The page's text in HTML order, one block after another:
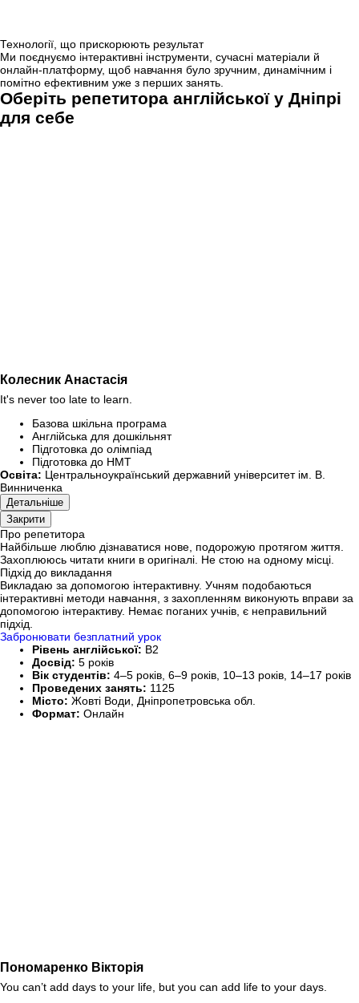
Технології, що прискорюють результат
Ми поєднуємо інтерактивні інструменти, сучасні матеріали й
онлайн-платформу, щоб навчання було зручним, динамічним і
помітно ефективним уже з перших занять.
Оберіть репетитора англійської у Дніпрі
для себе
Колесник Анастасія
It's never too late to learn.
Базова шкільна програма
Англійська для дошкільнят
Підготовка до олімпіад
Підготовка до НМТ
Освіта: Центральноукраїнський державний університет ім. В.
Винниченка
Детальніше
Закрити
Про репетитора
Найбільше люблю дізнаватися нове, подорожую протягом життя.
Захоплююсь читати книги в оригіналі. Не стою на одному місці.
Підхід до викладання
Викладаю за допомогою інтерактивну. Учням подобаються
інтерактивні методи навчання, з захопленням виконують вправи за
допомогою інтерактиву. Немає поганих учнів, є неправильний
підхід.
Забронювати безплатний урок
Рівень англійської: B2
Досвід: 5 років
Вік студентів: 4–5 років, 6–9 років, 10–13 років, 14–17 років
Проведених занять: 1125
Місто: Жовті Води, Дніпропетровська обл.
Формат: Онлайн
Пономаренко Вікторія
You can’t add days to your life, but you can add life to your days.